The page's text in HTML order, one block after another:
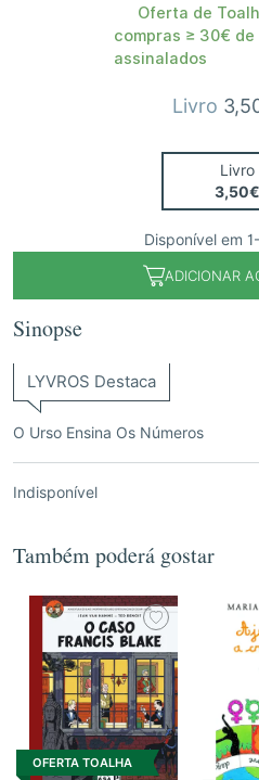
Oferta de
compras ≥ 30€
assinalados
Livro
Livro
3,50€
Disponível em
ADICIONAR
Sinopse
LYVROS Destaca
O Urso Ensina Os Números
Indisponível
Também poderá gostar
OFERTA TOALHA